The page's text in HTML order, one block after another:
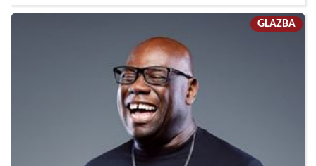
GLAZBA